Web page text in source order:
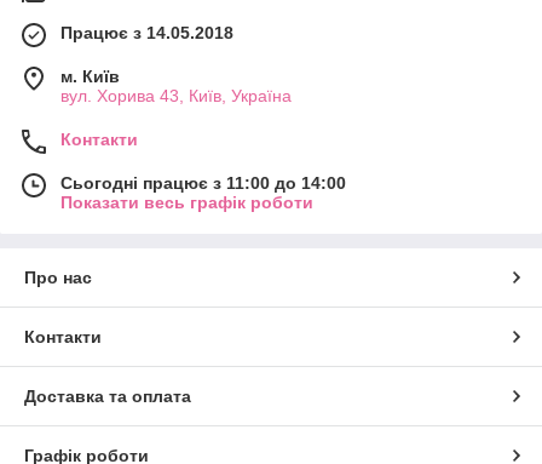
Працює з 14.05.2018
м. Київ
вул. Хорива 43, Київ, Україна
Контакти
Сьогодні працює з 11:00 до 14:00
Показати весь графік роботи
Про нас
Контакти
Доставка та оплата
Графік роботи